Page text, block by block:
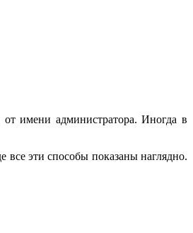
имени администратора. Иногда в
все эти способы показаны наглядно.